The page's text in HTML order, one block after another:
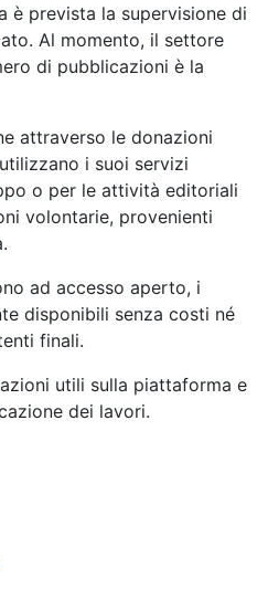
è prevista la supervisione di
Al momento, il settore
di pubblicazioni è la
attraverso le donazioni
i suoi servizi
o per le attività editoriali
volontarie, provenienti
ad accesso aperto, i
disponibili senza costi né
finali.
utili sulla piattaforma e
dei lavori.